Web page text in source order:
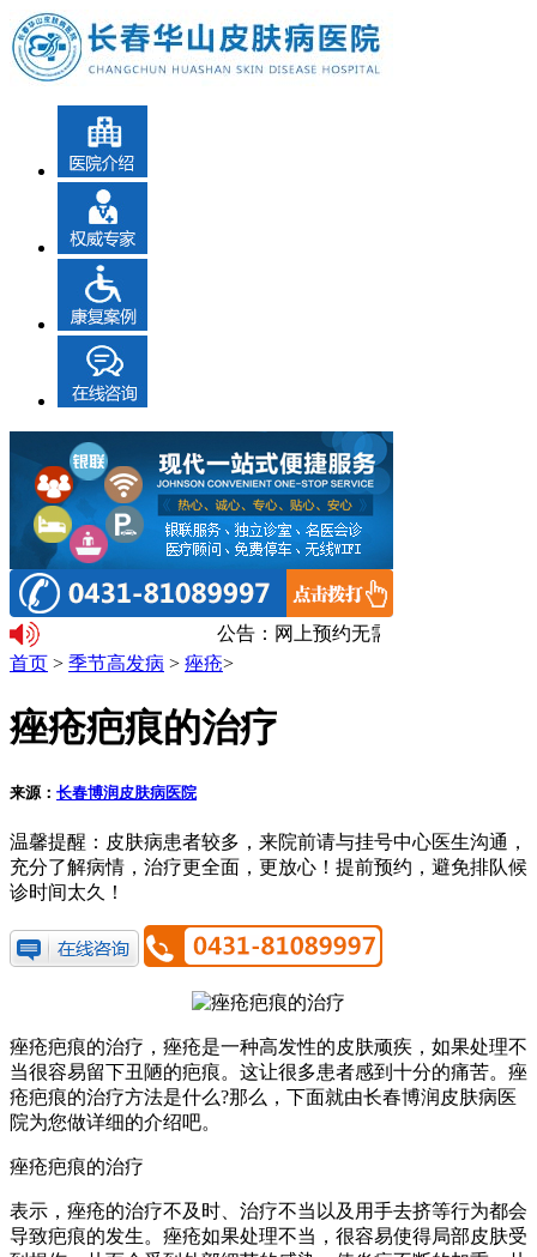
公告：网上预约无需排队。温馨提
首页 > 季节高发病 > 痤疮>
痤疮疤痕的治疗
来源： 长春博润皮肤病医院
温馨提醒： 皮肤病患者较多，来院前请与挂号中心医生沟通，
充分了解病情，治疗更全面，更放心！提前预约，避免排队候
诊时间太久！
痤疮疤痕的治疗，痤疮是一种高发性的皮肤顽疾，如果处理不
当很容易留下丑陋的疤痕。这让很多患者感到十分的痛苦。痤
疮疤痕的治疗方法是什么?那么，下面就由长春博润皮肤病医
院为您做详细的介绍吧。
痤疮疤痕的治疗
表示，痤疮的治疗不及时、治疗不当以及用手去挤等行为都会
导致疤痕的发生。痤疮如果处理不当，很容易使得局部皮肤受